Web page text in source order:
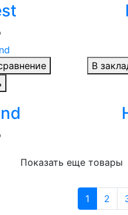
В
Показать еще товары
1 2